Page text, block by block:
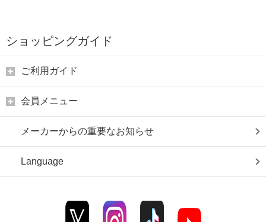
ショッピングガイド
ご利用ガイド
会員メニュー
メーカーからの重要なお知らせ
Language